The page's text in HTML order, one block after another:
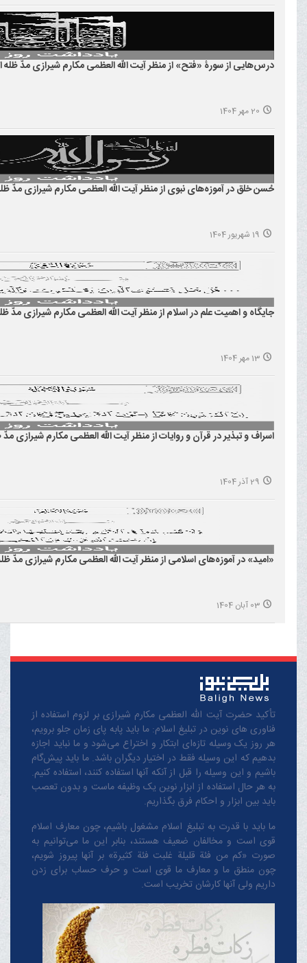
درس‌هایی از سورۀ «فتح» از منظر آیت الله العظمی مکارم شیرازی مدّ ظلّه
20 مهر 1404
حُسن خلق در آموزه‌های نبوی از منظر آیت الله العظمی مکارم شیرازی مدّ
19 شهریور 1404
جایگاه و اهمیت علم در اسلام از منظر آیت الله العظمی مکارم شیرازی مدّ
13 مهر 1404
اسراف و تبذیر در قرآن و روایات از منظر آیت الله العظمی مکارم شیرازی مدّ
29 آذر 1404
«امید» در آموزه‌های اسلامی از منظر آیت الله العظمی مکارم شیرازی مدّ
03 آبان 1404
تأکید حضرت آیت الله العظمی مکارم شیرازی بر لزوم استفاده از
فناوری های نوین در تبلیغ اسلام: ما باید پابه پای زمان جلو برویم،
هر روز یک وسیله تازه‌ای ابتکار و اختراع می‌شود و ما نباید اجازه
بدهیم که این وسیله فقط در اختیار دیگران باشد. ما باید پیش‌گام
باشیم و این وسیله را قبل از آنکه آنها استفاده کنند، استفاده کنیم.
به هر حال استفاده از ابزار نوین یک وظیفه ماست و بدون تعصب
باید بین ابزار و احکام فرق بگذاریم.
ما باید با قدرت به تبلیغ اسلام مشغول باشیم، چون معارف اسلام
قوی است و مخالفان ضعیف هستند، بنابر این ما می‌توانیم به
صورت «کم من فئة قلیلة غلبت فئة کثیرة» بر آنها پیروز شویم،
چون منطق‌ ما و معارف ‌ما قوی است و حرف حساب برای زدن
داریم ولی آنها کارشان تخریب است.